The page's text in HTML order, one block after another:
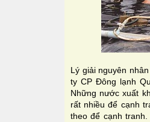
Lý giải nguyên
ty CP Đông lạnh
Những nước xuất
rất nhiều để cạnh
theo để cạnh